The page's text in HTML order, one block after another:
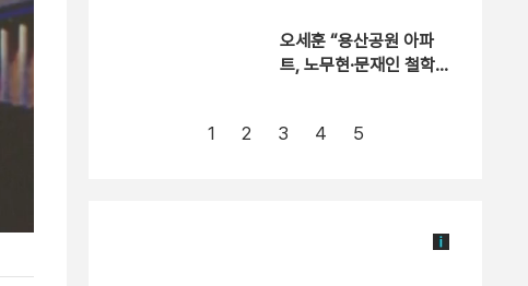
오세훈 “용산공원 아파
트, 노무현·문재인 철학
1 2 3 4 5